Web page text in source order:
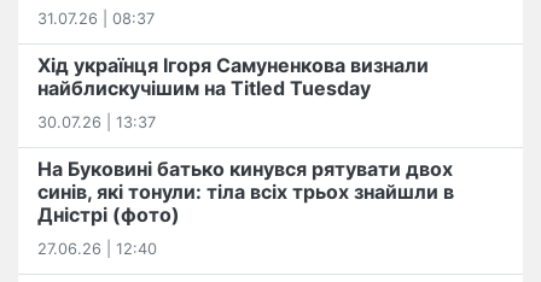
31.07.26 | 08:37
Хід українця Ігоря Самуненкова визнали
найблискучішим на Titled Tuesday
30.07.26 | 13:37
На Буковині батько кинувся рятувати двох
синів, які тонули: тіла всіх трьох знайшли в
Дністрі (фото)
27.06.26 | 12:40